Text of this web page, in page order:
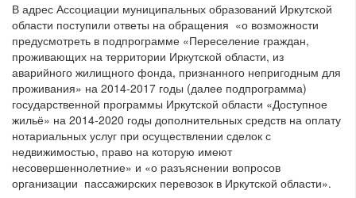
В адрес Ассоциации муниципальных образований Иркутской
области поступили ответы на обращения «о возможности
предусмотреть в подпрограмме «Переселение граждан,
проживающих на территории Иркутской области, из
аварийного жилищного фонда, признанного непригодным для
проживания» на 2014-2017 годы (далее подпрограмма)
государственной программы Иркутской области «Доступное
жильё» на 2014-2020 годы дополнительных средств на оплату
нотариальных услуг при осуществлении сделок с
недвижимостью, право на которую имеют
несовершеннолетние» и «о разъяснении вопросов
организации пассажирских перевозок в Иркутской области».